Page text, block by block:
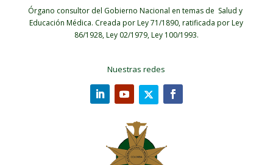
Órgano consultor del Gobierno Nacional en temas de Salud y
Educación Médica. Creada por Ley 71/1890, ratificada por Ley
86/1928, Ley 02/1979, Ley 100/1993.
Nuestras redes